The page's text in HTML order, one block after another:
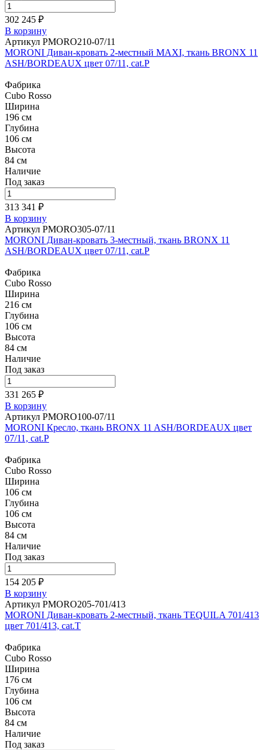
302 245 ₽
В корзину
Артикул PMORO210-07/11
MORONI Диван-кровать 2-местный MAXI, ткань BRONX 11
ASH/BORDEAUX цвет 07/11, cat.P
Фабрика
Cubo Rosso
Ширина
196 см
Глубина
106 см
Высота
84 см
Наличие
Под заказ
313 341 ₽
В корзину
Артикул PMORO305-07/11
MORONI Диван-кровать 3-местный, ткань BRONX 11
ASH/BORDEAUX цвет 07/11, cat.P
Фабрика
Cubo Rosso
Ширина
216 см
Глубина
106 см
Высота
84 см
Наличие
Под заказ
331 265 ₽
В корзину
Артикул PMORO100-07/11
MORONI Кресло, ткань BRONX 11 ASH/BORDEAUX цвет
07/11, cat.P
Фабрика
Cubo Rosso
Ширина
106 см
Глубина
106 см
Высота
84 см
Наличие
Под заказ
154 205 ₽
В корзину
Артикул PMORO205-701/413
MORONI Диван-кровать 2-местный, ткань TEQUILA 701/413
цвет 701/413, cat.T
Фабрика
Cubo Rosso
Ширина
176 см
Глубина
106 см
Высота
84 см
Наличие
Под заказ